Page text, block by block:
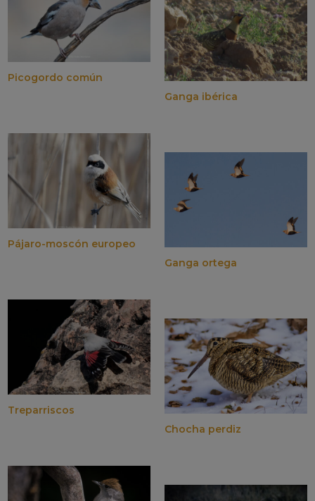
Picogordo común
Pájaro-moscón europeo
Treparriscos
Ganga ibérica
Ganga ortega
Chocha perdiz